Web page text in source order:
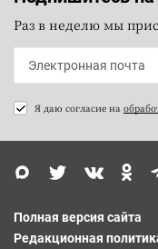
Раз в неделю мы
Я даю согласие на
Полная версия сайта
Редакционная